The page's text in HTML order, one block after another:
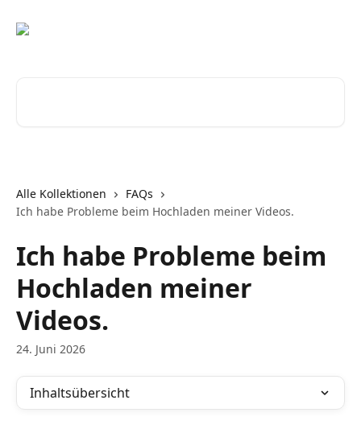
Alle Kollektionen
FAQs
Ich habe Probleme beim Hochladen meiner Videos.
Ich habe Probleme beim
Hochladen meiner
Videos.
24. Juni 2026
Inhaltsübersicht